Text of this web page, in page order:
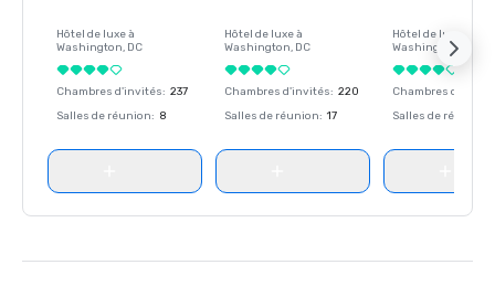
Hôtel de luxe à
Washington, DC
Chambres d'invités: 237
Salles de réunion: 8
Hôtel de luxe à
Washington, DC
Chambres d'invités: 220
Salles de réunion: 17
Hôtel de luxe à
Washington
Chambres
Salles de réunion